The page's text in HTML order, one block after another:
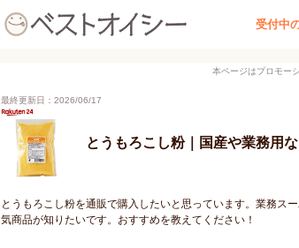
受付中
本ページはプロモー
最終更新日：2026/06/17
とうもろこし粉｜国産や業務用
とうもろこし粉を通販で購入したいと思っています。業務ス
気商品が知りたいです。おすすめを教えてください！